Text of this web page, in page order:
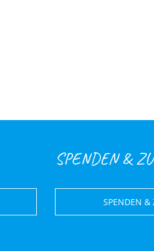
SPENDEN &
SPENDEN &